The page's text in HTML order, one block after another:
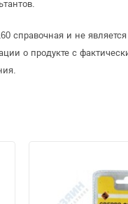
справочная и не
о продукте с